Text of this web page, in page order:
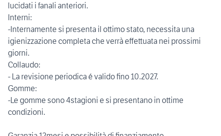
lucidati i fanali anteriori.
Interni:
-Internamente si presenta il ottimo stato, necessita una
igienizzazione completa che verrà effettuata nei prossimi
giorni.
Collaudo:
- La revisione periodica é valido fino 10.2027.
Gomme:
-Le gomme sono 4stagioni e si presentano in ottime
condizioni.